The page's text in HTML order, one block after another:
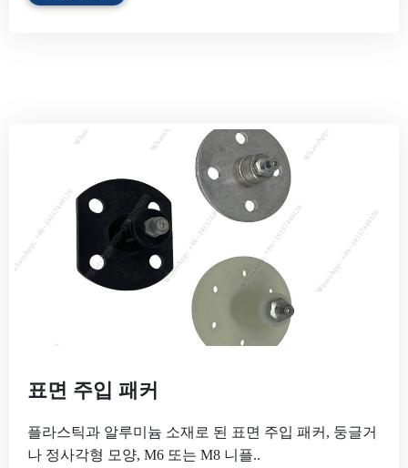
표면 주입 패커
플라스틱과 알루미늄 소재로 된 표면 주입 패커, 둥글거
나 정사각형 모양, M6 또는 M8 니플..